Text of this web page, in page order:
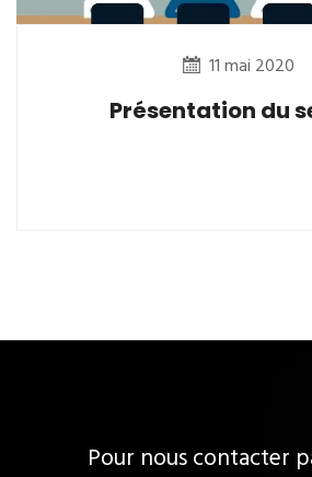
11 mai 2020
Présentation du
Pour nous contacter